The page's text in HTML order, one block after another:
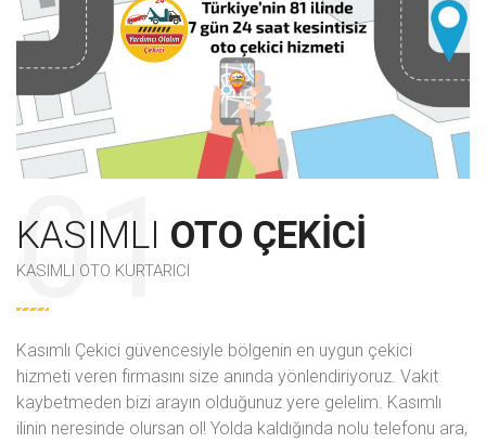
KASIMLI OTO ÇEKICI
KASIMLI OTO KURTARICI
Kasımlı Çekici güvencesiyle bölgenin en uygun çekici
hizmeti veren firmasını size anında yönlendiriyoruz. Vakit
kaybetmeden bizi arayın olduğunuz yere gelelim. Kasımlı
ilinin neresinde olursan ol! Yolda kaldığında nolu telefonu ara,